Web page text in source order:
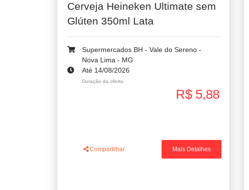
Cerveja Heineken Ultimate sem
Glúten 350ml Lata
Supermercados BH - Vale do Sereno -
Nova Lima - MG
Até 14/08/2026
Duração da oferta
R$ 5,88
Compartilhar Mais Detalhes